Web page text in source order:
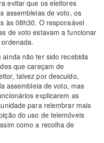
evitar que os eleitores
assembleias de voto, os
às 08h30. O responsável
de voto estavam a funcionar
não ter sido recebida
que careçam de
talvez por descuido,
assembleia de voto, mas
explicarem as
para relembrar mais
do uso de telemóveis
como a recolha de